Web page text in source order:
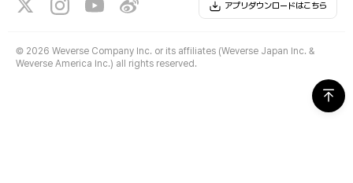
アプリダウンロードはこちら
© 2026 Weverse Company Inc. or its affiliates (Weverse Japan Inc. &
Weverse America Inc.) all rights reserved.